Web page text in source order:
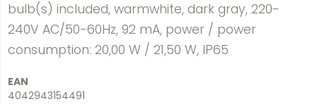
bulb(s) included, warmwhite, dark gray, 220-
240V AC/50-60Hz, 92 mA, power / power
consumption: 20,00 W / 21,50 W, IP65
EAN
4042943154491